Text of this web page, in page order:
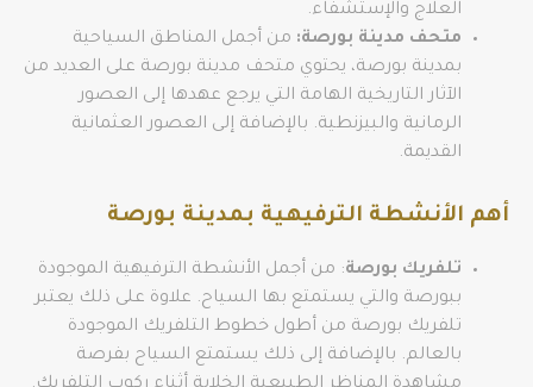
العلاج والإستشفاء.
متحف مدينة بورصة: من أجمل المناطق السياحية
بمدينة بورصة، يحتوي متحف مدينة بورصة على العديد من
الآثار التاريخية الهامة التي يرجع عهدها إلى العصور
الرمانية والبيزنطية. بالإضافة إلى العصور العثمانية
القديمة.
أهم الأنشطة الترفيهية بمدينة بورصة
تلفريك بورصة: من أجمل الأنشطة الترفيهية الموجودة
ببورصة والتي يستمتع بها السياح. علاوة على ذلك يعتبر
تلفريك بورصة من أطول خطوط التلفريك الموجودة
بالعالم. بالإضافة إلى ذلك يستمتع السياح بفرصة